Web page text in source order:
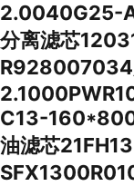
2.0040G25-
分离滤芯
R928007034
C13-
油滤芯